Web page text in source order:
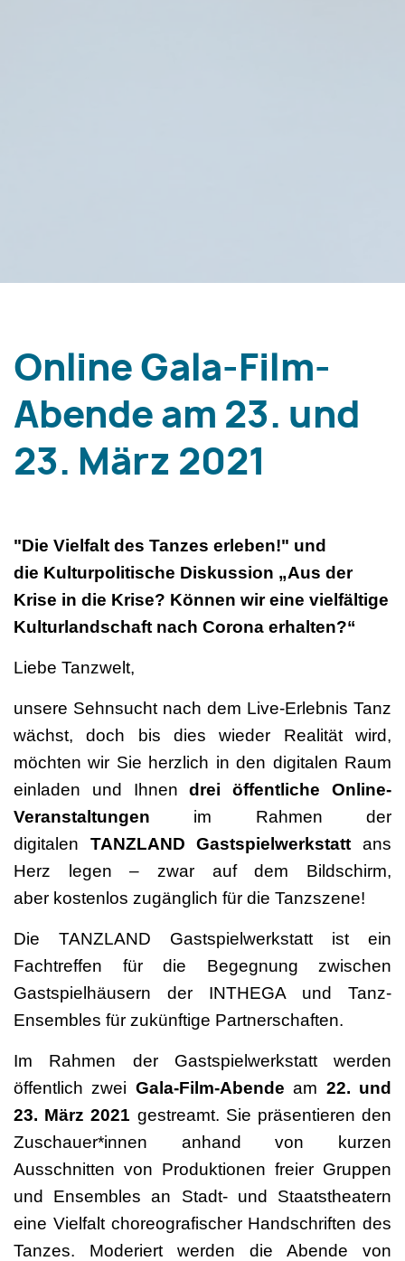
Online Gala-Film-
Abende am 23. und
23. März 2021
"Die Vielfalt des Tanzes erleben!" und
die Kulturpolitische Diskussion „Aus der
Krise in die Krise? Können wir eine vielfältige
Kulturlandschaft nach Corona erhalten?“
Liebe Tanzwelt,
unsere Sehnsucht nach dem Live-Erlebnis Tanz
wächst, doch bis dies wieder Realität wird,
möchten wir Sie herzlich in den digitalen Raum
einladen und Ihnendrei öffentliche Online-
Veranstaltungen im Rahmen der
digitalen TANZLAND Gastspielwerkstatt ans
Herz legen – zwar auf dem Bildschirm,
aber kostenlos zugänglich für die Tanzszene!
Die TANZLAND Gastspielwerkstatt ist ein
Fachtreffen für die Begegnung zwischen
Gastspielhäusern der INTHEGA und Tanz-
Ensembles für zukünftige Partnerschaften.
Im Rahmen der Gastspielwerkstatt werden
öffentlich zwei Gala-Film-Abende am 22. und
23. März 2021 gestreamt. Sie präsentieren den
Zuschauer*innen anhand von kurzen
Ausschnitten von Produktionen freier Gruppen
und Ensembles an Stadt- und Staatstheatern
eine Vielfalt choreografischer Handschriften des
Tanzes. Moderiert werden die Abende von